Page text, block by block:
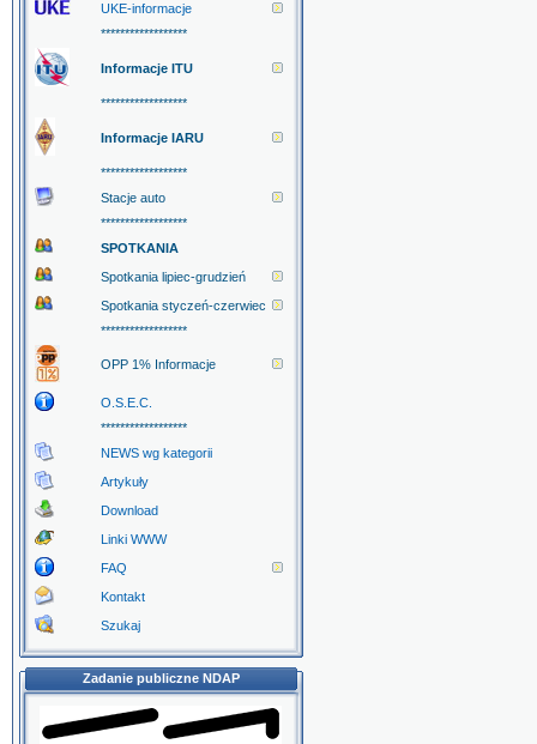
UKE-informacje
******************
Informacje ITU
******************
Informacje IARU
******************
Stacje auto
******************
SPOTKANIA
Spotkania lipiec-grudzień
Spotkania styczeń-czerwiec
******************
OPP 1% Informacje
O.S.E.C.
******************
NEWS wg kategorii
Artykuły
Download
Linki WWW
FAQ
Kontakt
Szukaj
Zadanie publiczne NDAP